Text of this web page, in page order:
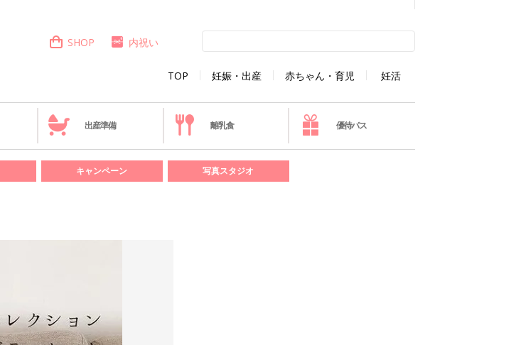
TOP 妊娠・出産 赤ちゃん・育児 妊活
SHOP 内祝い
出産準備 離乳食 優待パス
キャンペーン 写真スタジオ